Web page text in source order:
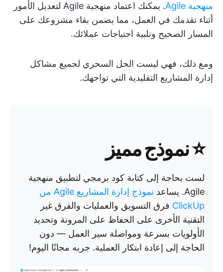
منهجية Agile
. يمكنك اعتماد منهجية Agile لتعديل الأمور
أثناء تقدمك في العمل، مما يضمن بقاء مشروعك على
المسار الصحيح وتلبية احتياجات عملائك.
ومع ذلك، فهي ليست الحل السحري لجميع مشاكل
إدارة المشاريع التقليدية التي تواجهك.
⭐ نموذج مميز
لست بحاجة إلى كتابة كود برمجي لتطبيق منهجية
Agile. يساعد
نموذج إدارة المشاريع Agile من
ClickUp فرق التسويق والعمليات والفرق غير
التقنية الأخرى على الحفاظ على المرونة وتحديد
الأولويات بسرعة ومواصلة سير العمل — دون
الحاجة إلى إعادة ابتكار العملية. جربه مجانًا اليوم!